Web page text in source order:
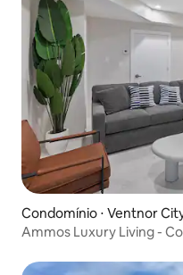
Condomínio ⋅ Ventnor
Ammos Luxury Living -